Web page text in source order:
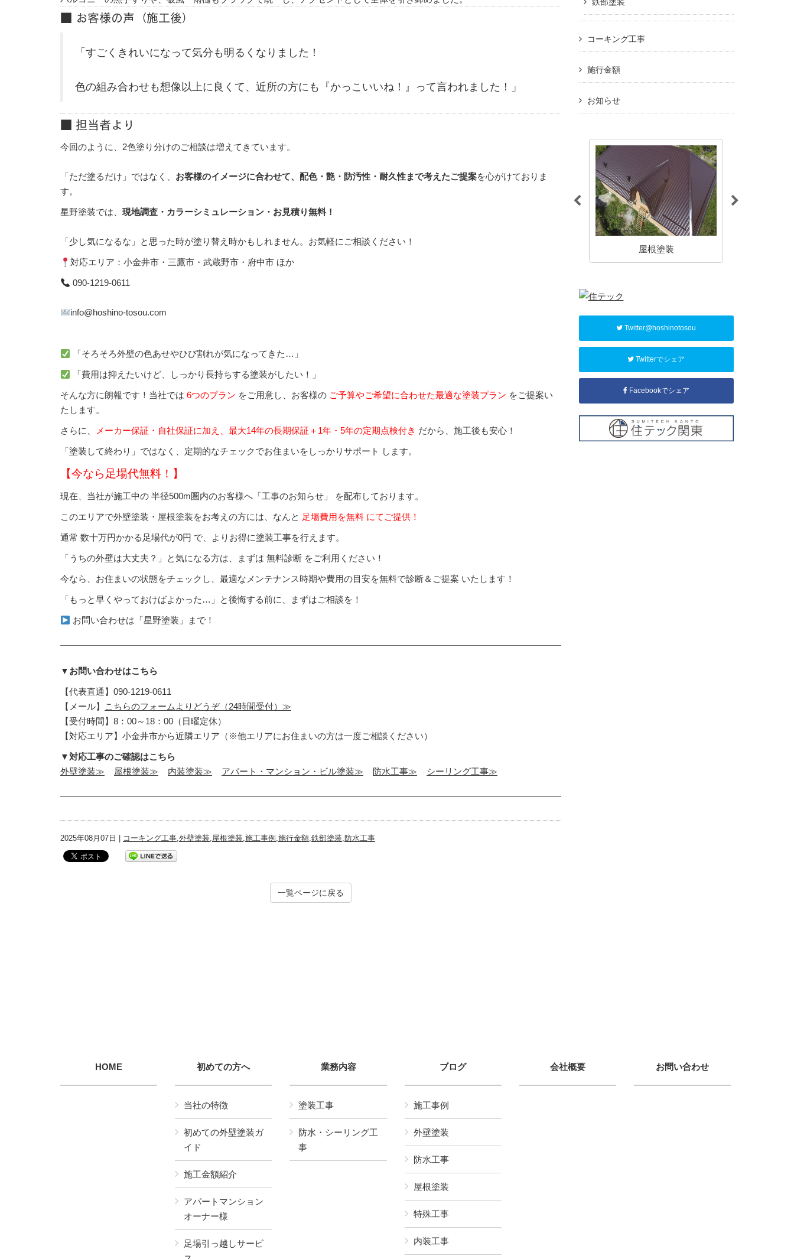
■ お客様の声（施工後）
「すごくきれいになって気分も明るくなりました！
色の組み合わせも想像以上に良くて、近所の方にも『かっこいいね！』って言われました！」
■ 担当者より
今回のように、2色塗り分けのご相談は増えてきています。
「ただ塗るだけ」ではなく、 お客様のイメージに合わせて、配色・艶・防汚性・耐久性まで考えたご提案を心がけておりま
す。
星野塗装では、 現地調査・カラーシミュレーション・お見積り無料！
「少し気になるな」と思った時が塗り替え時かもしれません。お気軽にご相談ください！
対応エリア：小金井市・三鷹市・武蔵野市・府中市 ほか
090-1219-0611
info@hoshino-tosou.com
「そろそろ外壁の色あせやひび割れが気になってきた…」
「費用は抑えたいけど、しっかり長持ちする塗装がしたい！」
そんな方に朗報です！当社では 6つのプラン をご用意し、お客様の ご予算やご希望に合わせた最適な塗装プラン をご提案い
たします。
さらに、 メーカー保証・自社保証に加え、最大14年の長期保証＋1年・5年の定期点検付き だから、施工後も安心！
「塗装して終わり」ではなく、定期的なチェックでお住まいをしっかりサポート します。
【今なら足場代無料！】
現在、当社が施工中の 半径500m圏内のお客様へ「工事のお知らせ」 を配布しております。
このエリアで外壁塗装・屋根塗装をお考えの方には、なんと 足場費用を無料 にてご提供！
通常 数十万円かかる足場代が0円 で、よりお得に塗装工事を行えます。
「うちの外壁は大丈夫？」と気になる方は、まずは 無料診断 をご利用ください！
今なら、お住まいの状態をチェックし、最適なメンテナンス時期や費用の目安を無料で診断＆ご提案 いたします！
「もっと早くやっておけばよかった…」と後悔する前に、まずはご相談を！
お問い合わせは「星野塗装」まで！
▼お問い合わせはこちら
【代表直通】090-1219-0611
【メール】
こちらのフォームよりどうぞ（24時間受付）≫
【受付時間】8：00～18：00（日曜定休）
【対応エリア】小金井市から近隣エリア（※他エリアにお住まいの方は一度ご相談ください）
▼対応工事のご確認はこちら
外壁塗装≫
屋根塗装≫ 内装塗装≫ アパート・マンション・ビル塗装≫ 防水工事≫ シーリング工事≫
2025年08月07日 | コーキング工事,外壁塗装,屋根塗装,施工事例 ,施行金額,鉄部塗装,防水工事
一覧ページに戻る
コーキング工事
施行金額
お知らせ
シーリング工事 屋根塗装
Twitter@hoshinotosou
Twitterでシェア
Facebookでシェア
HOME 初めての方へ
当社の特徴
初めての外壁塗装ガ
イド
施工金額紹介
アパートマンション
オーナー様
足場引っ越しサービ
業務内容
塗装工事
防水・シーリング工
事
ブログ
施工事例
外壁塗装
防水工事
屋根塗装
特殊工事
内装工事
会社概要 お問い合わせ